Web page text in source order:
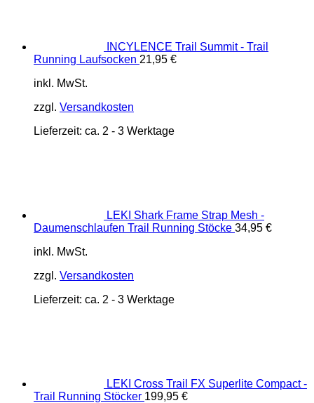
INCYLENCE Trail Summit - Trail
Running Laufsocken 21,95 €
inkl. MwSt.
zzgl. Versandkosten
Lieferzeit: ca. 2 - 3 Werktage
LEKI Shark Frame Strap Mesh -
Daumenschlaufen Trail Running Stöcke 34,95 €
inkl. MwSt.
zzgl. Versandkosten
Lieferzeit: ca. 2 - 3 Werktage
LEKI Cross Trail FX Superlite Compact -
Trail Running Stöcker 199,95 €